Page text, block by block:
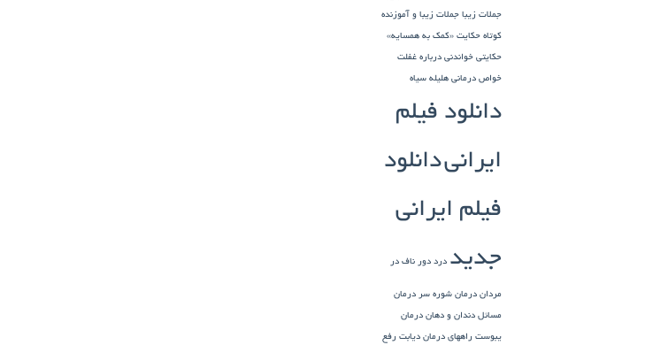
جملات زیبا جملات زیبا و آموزنده
کوتاه حکایت «کمک به همسایه»
حکایتی خواندنی درباره غفلت
خواص درمانی هلیله سیاه
دانلود فیلم
ایرانیدانلود
فیلم ایرانی
جدید درد دور ناف در
مردان درمان شوره سر درمان
مسائل دندان و دهان درمان
یبوست راههای درمان دیابت رفع